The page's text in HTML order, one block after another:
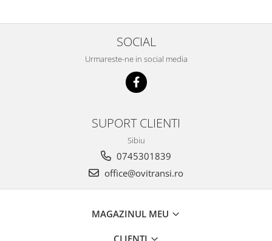
SOCIAL
Urmareste-ne in social media
SUPORT CLIENTI
Sibiu
0745301839
office@ovitransi.ro
MAGAZINUL MEU